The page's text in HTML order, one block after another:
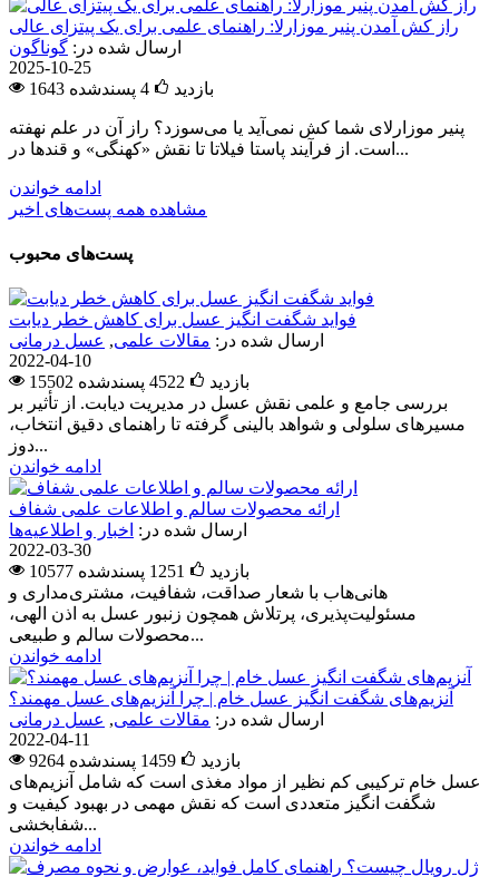
راز کش آمدن پنیر موزارلا: راهنمای علمی برای یک پیتزای عالی
ارسال شده در: گوناگون
2025-10-25
1643 بازدید
4 پسندشده
پنیر موزارلای شما کش نمی‌آید یا می‌سوزد؟ راز آن در علم نهفته
است. از فرآیند پاستا فیلاتا تا نقش «کهنگی» و قندها در...
ادامه خواندن
مشاهده همه پست‌های اخیر
پست‌های محبوب
فواید شگفت انگیز عسل برای کاهش خطر دیابت
ارسال شده در: مقالات علمی, عسل درمانی
2022-04-10
15502 بازدید
4522 پسندشده
بررسی جامع و علمی نقش عسل در مدیریت دیابت. از تأثیر بر
مسیرهای سلولی و شواهد بالینی گرفته تا راهنمای دقیق انتخاب،
دوز...
ادامه خواندن
ارائه محصولات سالم و اطلاعات علمی شفاف
ارسال شده در: اخبار و اطلاعیه‌ها
2022-03-30
10577 بازدید
1251 پسندشده
هانی‌هاب با شعار صداقت، شفافیت، مشتری‌مداری و
مسئولیت‌پذیری، پرتلاش همچون زنبور عسل به اذن الهی،
محصولات سالم و طبیعی...
ادامه خواندن
آنزیم‌های شگفت انگیز عسل خام | چرا آنزیم‌های عسل مهمند؟
ارسال شده در: مقالات علمی, عسل درمانی
2022-04-11
9264 بازدید
1459 پسندشده
عسل خام ترکیبی کم نظیر از مواد مغذی است که شامل آنزیم‌های
شگفت انگیز متعددی است که نقش مهمی در بهبود کیفیت و
شفابخشی...
ادامه خواندن